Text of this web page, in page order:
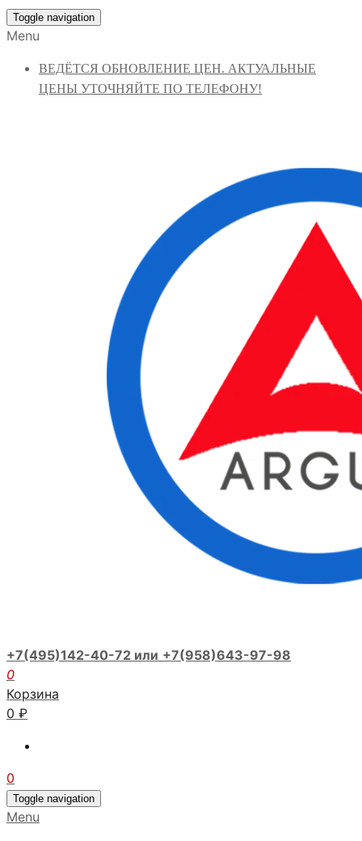
Toggle navigation
Menu
ВЕДЁТСЯ ОБНОВЛЕНИЕ ЦЕН. АКТУАЛЬНЫЕ
ЦЕНЫ УТОЧНЯЙТЕ ПО ТЕЛЕФОНУ!
+7(495)142-40-72 или +7(958)643-97-98
0
Корзина
0 ₽
0
Toggle navigation
Menu